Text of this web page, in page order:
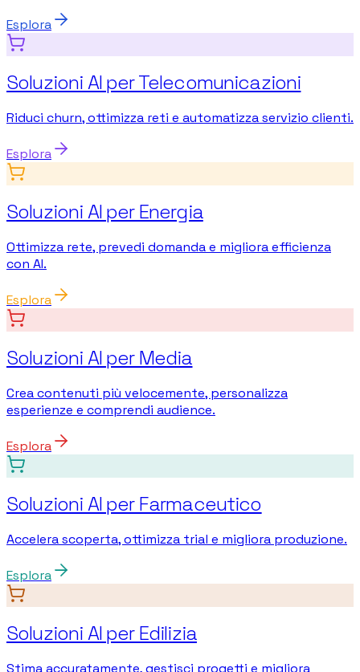
Esplora
Soluzioni AI per Telecomunicazioni
Riduci churn, ottimizza reti e automatizza servizio clienti.
Esplora
Soluzioni AI per Energia
Ottimizza rete, prevedi domanda e migliora efficienza
con AI.
Esplora
Soluzioni AI per Media
Crea contenuti più velocemente, personalizza
esperienze e comprendi audience.
Esplora
Soluzioni AI per Farmaceutico
Accelera scoperta, ottimizza trial e migliora produzione.
Esplora
Soluzioni AI per Edilizia
Stima accuratamente, gestisci progetti e migliora